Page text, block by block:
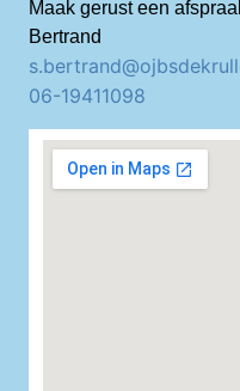
Maak gerust een
Bertrand
06-19411098